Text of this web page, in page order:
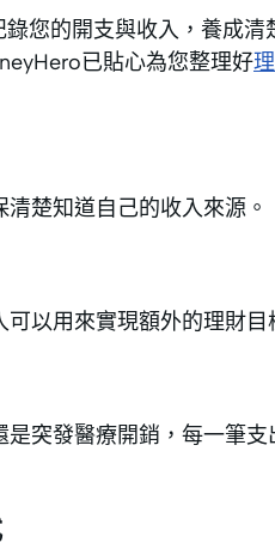
您的開支與收入，養成
已貼心為您整理好
楚知道自己的收入來源。
以用來實現額外的理財目
突發醫療開銷，每一筆